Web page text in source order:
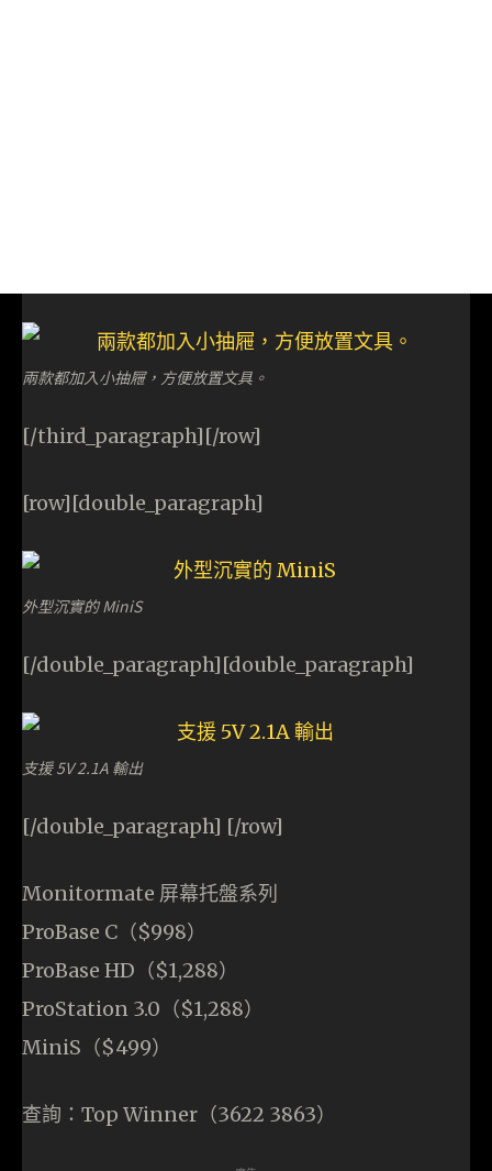
兩款都加入小抽屜，方便放置文具。
[/third_paragraph][/row]
[row][double_paragraph]
外型沉實的 MiniS
[/double_paragraph][double_paragraph]
支援 5V 2.1A 輸出
[/double_paragraph] [/row]
Monitormate 屏幕托盤系列
ProBase C（$998）
ProBase HD（$1,288）
ProStation 3.0（$1,288）
MiniS（$499）
查詢：Top Winner（3622 3863）